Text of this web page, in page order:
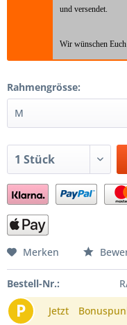
und versendet.
Wir wünschen
Rahmengrösse:
Merken
Bestell-Nr.:
P Jetzt